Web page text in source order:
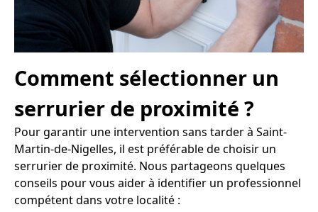
Comment sélectionner un
serrurier de proximité ?
Pour garantir une intervention sans tarder à Saint-
Martin-de-Nigelles, il est préférable de choisir un
serrurier de proximité. Nous partageons quelques
conseils pour vous aider à identifier un professionnel
compétent dans votre localité :